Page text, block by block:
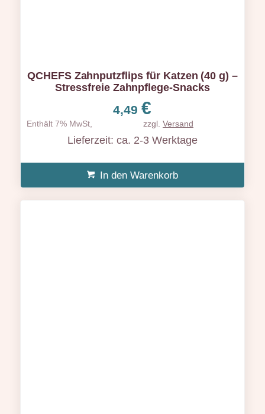
QCHEFS Zahnputzflips für Katzen (40 g) –
Stressfreie Zahnpflege-Snacks
4,49€
Enthält 7% MwSt, zzgl. Versand
Lieferzeit: ca. 2-3 Werktage
In den Warenkorb